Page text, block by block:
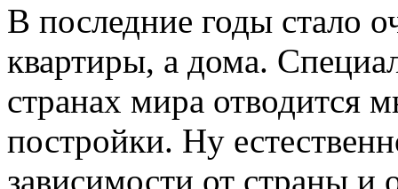
В последние годы стало
квартиры, а дома.
странах мира отводится
постройки. Ну
зависимости от страны и